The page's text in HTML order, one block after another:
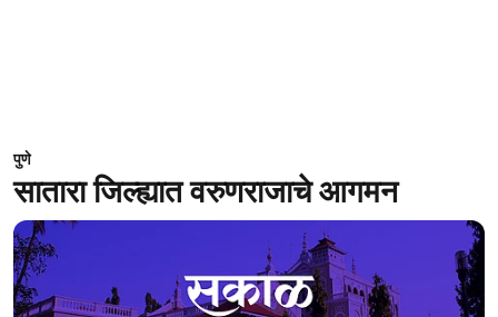
पुणे
सातारा जिल्ह्यात वरुणराजाचे आगमन